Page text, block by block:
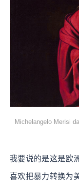
Michelangelo Merisi
我要说的是这是欧
喜欢把暴力转换为